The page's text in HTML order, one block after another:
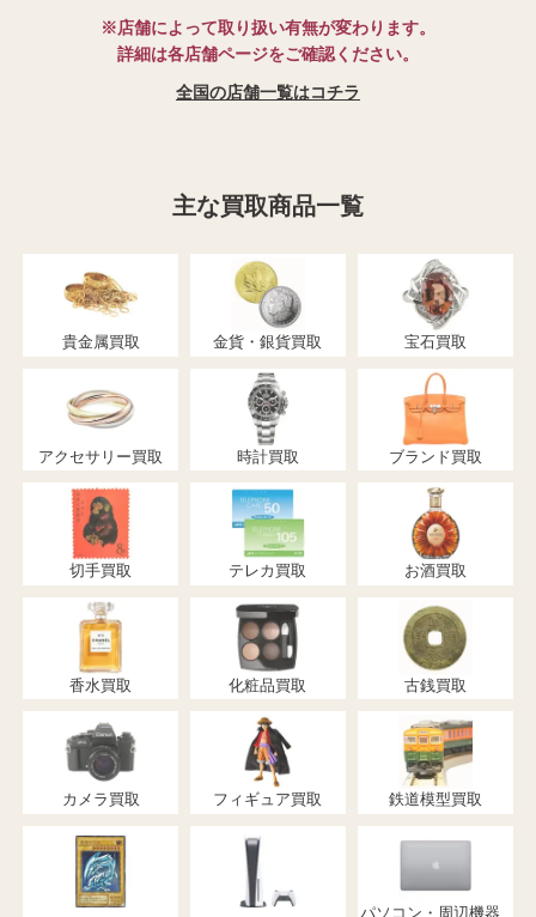
※店舗によって取り扱い有無が変わります。
詳細は各店舗ページをご確認ください。
全国の店舗一覧はコチラ
主な買取商品一覧
貴金属買取 金貨・銀貨買取 宝石買取
アクセサリー買取 時計買取 ブランド買取
切手買取 テレカ買取 お酒買取
香水買取 化粧品買取 古銭買取
カメラ買取 フィギュア買取 鉄道模型買取
パソコン・周辺機器